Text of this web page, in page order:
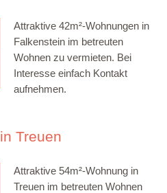
Attraktive 42m²-Wohnungen in
Falkenstein im betreuten
Wohnen zu vermieten. Bei
Interesse einfach Kontakt
aufnehmen.
Treuen
Attraktive 54m²-Wohnung in
Treuen im betreuten Wohnen